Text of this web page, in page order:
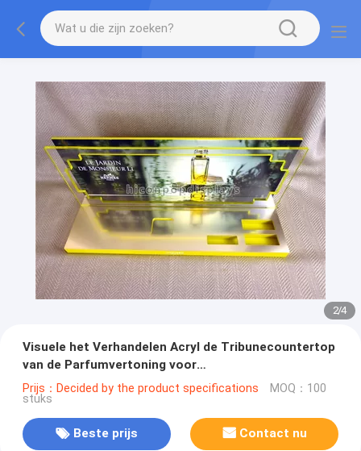
2/4
Visuele het Verhandelen Acryl de Tribunecountertop
van de Parfumvertoning voor
Schoonheidsmiddelenwinkel
Prijs：Decided by the product specifications MOQ：100
stuks
Beste prijs Contact nu